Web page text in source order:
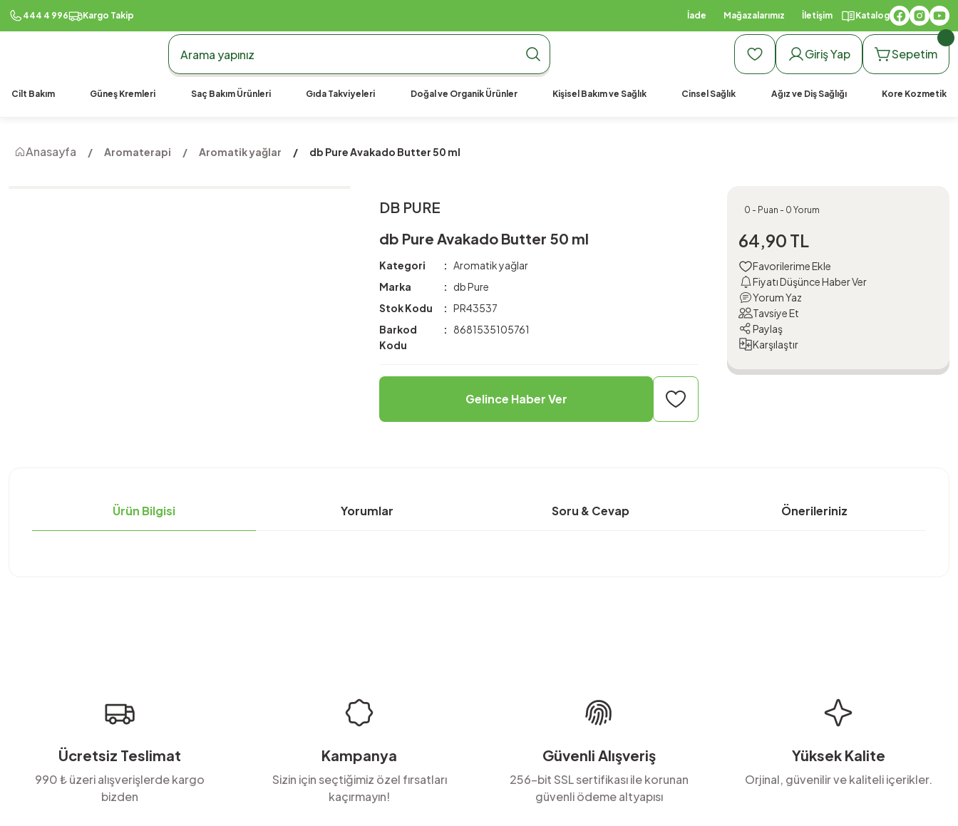
444 4 996 Kargo Takip
990 TL Üzeri Ücretsiz Kargo990 TL Üzeri Ücretsiz Kargo
İade Mağazalarımız İletişim Katalog
Giriş Yap Sepetim
Cilt Bakım Güneş Kremleri Saç Bakım Ürünleri Gıda Takviyeleri Doğal ve Organik Ürünler Kişisel Bakım ve Sağlık Cinsel Sağlık Ağız ve Diş Sağlığı Kore Kozmetik
Anasayfa Aromaterapi Aromatik yağlar db Pure Avakado Butter 50 ml
DB PURE
db Pure Avakado Butter 50 ml
Kategori
Aromatik yağlar
Marka
db Pure
Stok Kodu
PR43537
Barkod
Kodu
8681535105761
Gelince Haber Ver
0 - Puan - 0 Yorum
64,90 TL
Fiyatı Düşünce Haber Ver
Yorum Yaz
Tavsiye Et
Paylaş
Karşılaştır
Ürün Bilgisi Yorumlar Soru & Cevap Önerileriniz
Bu ürüne benzer farklı alternatifler olmalı.
Ücretsiz Teslimat
990 ₺ üzeri alışverişlerde kargo
bizden
Kampanya
Sizin için seçtiğimiz özel fırsatları
kaçırmayın!
Güvenli Alışveriş
256-bit SSL sertifikası ile korunan
güvenli ödeme altyapısı
Yüksek Kalite
Orjinal, güvenilir ve kaliteli içerikler.